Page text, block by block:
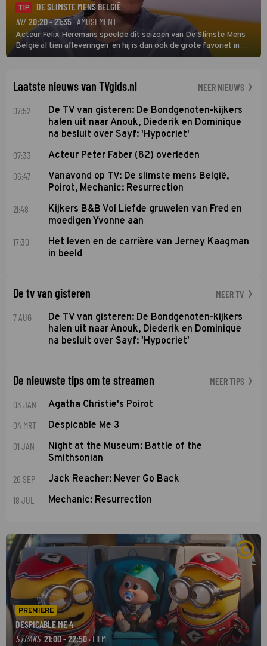
TIP
DE SLIMSTE MENS BELGIË
NU 20:20 - 21:35· AMUSEMENT
Acteur Felix Heremans speelde dit seizoen van De Slimste Mens
België al tien afleveringen en hij is dan ook de grote favoriet in
deze seizoensfinale. En er is Nederlandse inbreng, want komiek
Laatste nieuws van TVgids.nl MEER NIEUWS
07:52
De TV van gisteren: De Bondgenoten-kijkers
halen uit naar Anouk, Diederik en Dominique
na besluit over Sayf: 'Hypocriet'
07:33 Acteur Peter Faber (82) overleden
06:47
Vanavond op TV: De slimste mens België,
Poirot, Mechanic: Resurrection
21:48
Kijkers B&B Vol Liefde gruwelen van Fred en
moedigen Yvonne aan
17:30
Het leven en de carrière van Jerney Kaagman
in beeld
De tv van gisteren MEER TV
7 AUG
De TV van gisteren: De Bondgenoten-kijkers
halen uit naar Anouk, Diederik en Dominique
na besluit over Sayf: 'Hypocriet'
De nieuwste tips om te streamen MEER TIPS
03 JAN Agatha Christie's Poirot
04 MRT Despicable Me 3
01 JAN
Night at the Museum: Battle of the
Smithsonian
26 SEP Jack Reacher: Never Go Back
18 JUL Mechanic: Resurrection
PREMIERE
DESPICABLE ME 4
STRAKS 21:00 - 22:50· FILM